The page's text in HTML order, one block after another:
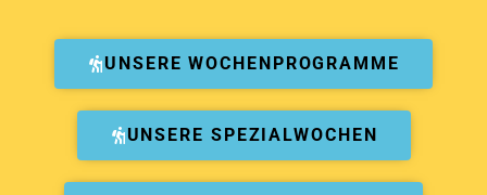
UNSERE WOCHENPROGRAMME
UNSERE SPEZIALWOCHEN